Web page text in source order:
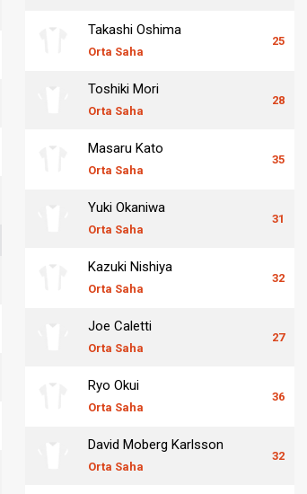
Takashi Oshima
Orta Saha
25
Toshiki Mori
Orta Saha
28
Masaru Kato
Orta Saha
35
Yuki Okaniwa
Orta Saha
31
Kazuki Nishiya
Orta Saha
32
Joe Caletti
Orta Saha
27
Ryo Okui
Orta Saha
36
David Moberg Karlsson
Orta Saha
32